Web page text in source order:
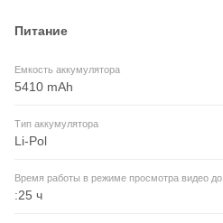
Питание
Емкость аккумулятора
5410 mAh
Тип аккумулятора
Li-Pol
Время работы в режиме просмотра видео до
:25 ч